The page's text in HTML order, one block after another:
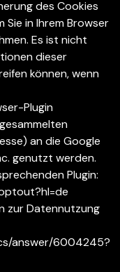
des Cookies
Sie in Ihrem Browser
Es ist nicht
dieser
können, wenn
Plugin
an die Google
genutzt werden.
Plugin:
zur Datennutzung
answer/6004245?